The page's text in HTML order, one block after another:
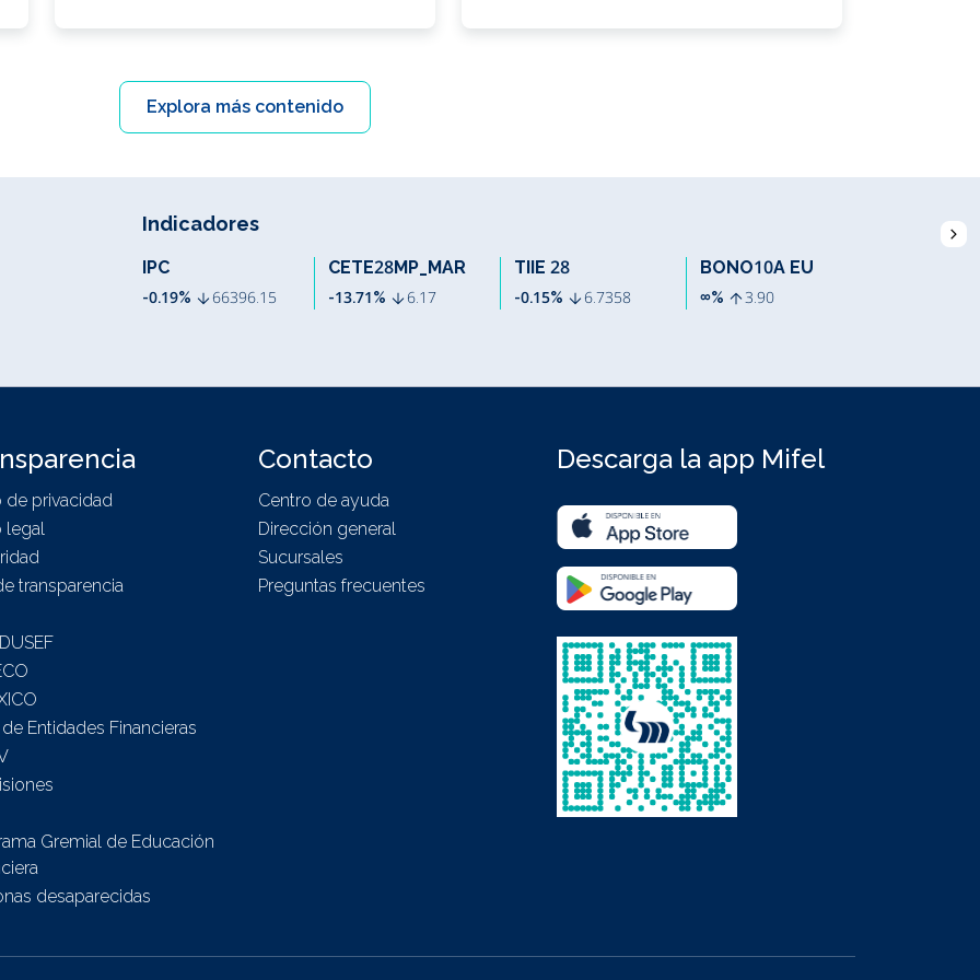
Explora más contenido
Indicadores
IPC
-0.19% 66396.15
CETE28MP_MAR
-13.71% 6.17
TIIE 28
-0.15% 6.7358
BONO10A EU
∞% 3.90
de privacidad
legal
transparencia
Entidades Financieras
Gremial de Educación
desaparecidas
Contacto
Centro de ayuda
Dirección general
Sucursales
Preguntas frecuentes
Descarga la app Mifel